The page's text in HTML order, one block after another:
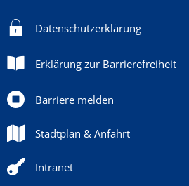
Datenschutzerklärung
Erklärung zur Barrierefreiheit
Barriere melden
Stadtplan & Anfahrt
Intranet